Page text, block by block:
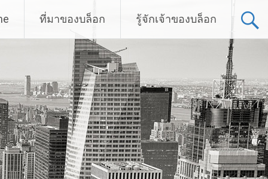
ที่มาของบล็อก รู้จักเจ้าของบล็อก